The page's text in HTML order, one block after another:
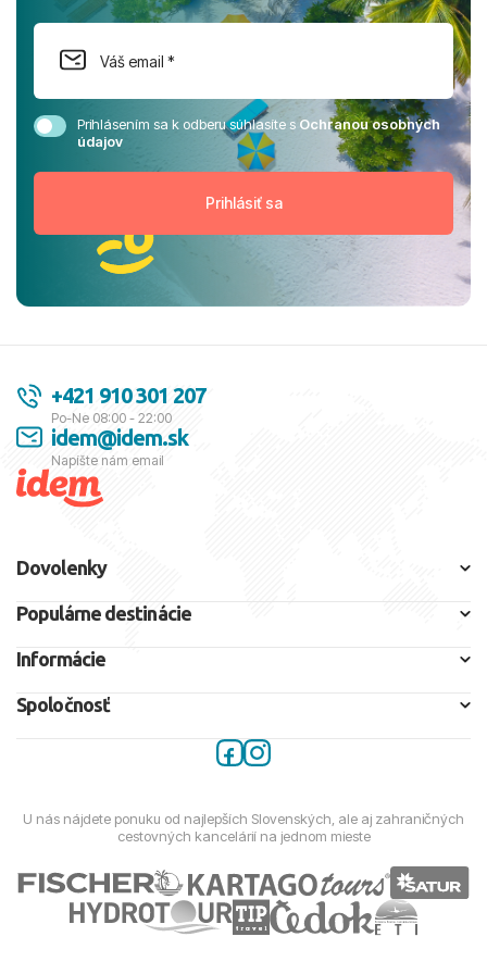
Prihlásením sa k odberu súhlasíte sOchranou osobných
údajov
+421 910 301 207
Po-Ne 08:00 - 22:00
idem@idem.sk
Napíšte nám email
Dovolenky
Populárne destinácie
Informácie
Spoločnosť
U nás nájdete ponuku od najlepších Slovenských, ale aj zahraničných
cestovných kancelárií na jednom mieste